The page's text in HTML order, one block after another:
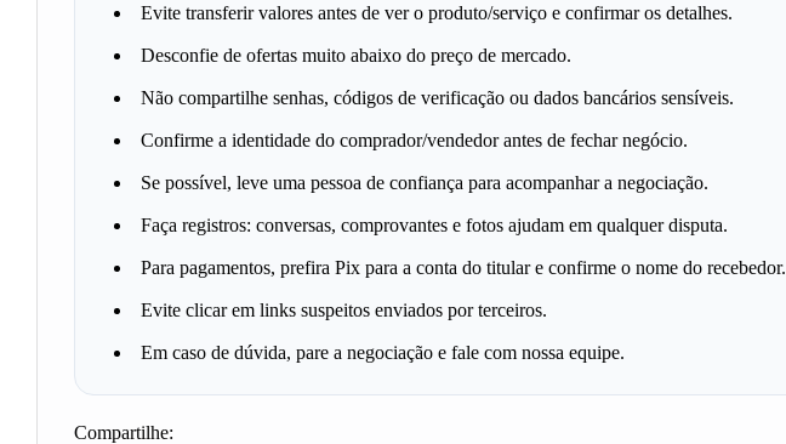
Evite transferir valores antes de ver o produto/serviço e confirmar os detalhes.
Desconfie de ofertas muito abaixo do preço de mercado.
Não compartilhe senhas, códigos de verificação ou dados bancários sensíveis.
Confirme a identidade do comprador/vendedor antes de fechar negócio.
Se possível, leve uma pessoa de confiança para acompanhar a negociação.
Faça registros: conversas, comprovantes e fotos ajudam em qualquer disputa.
Para pagamentos, prefira Pix para a conta do titular e confirme o nome do recebedor.
Evite clicar em links suspeitos enviados por terceiros.
Em caso de dúvida, pare a negociação e fale com nossa equipe.
Compartilhe: